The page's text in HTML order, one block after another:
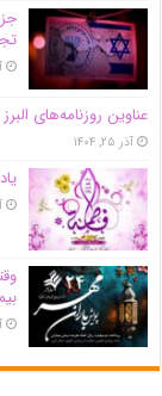
عناوین روزنامه‌های البرز در ‌18 آذرماه/صدرنشینی در ارائه خدمات
آذر ۲۵, ۱۴۰۴